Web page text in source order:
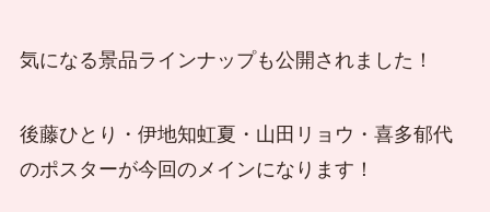
気になる景品ラインナップも公開されました！
後藤ひとり・伊地知虹夏・山田リョウ・喜多郁代
のポスターが今回のメインになります！